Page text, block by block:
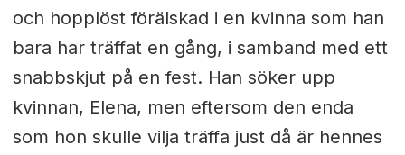
och hopplöst förälskad i en kvinna som han
bara har träffat en gång, i samband med ett
snabbskjut på en fest. Han söker upp
kvinnan, Elena, men eftersom den enda
som hon skulle vilja träffa just då är hennes